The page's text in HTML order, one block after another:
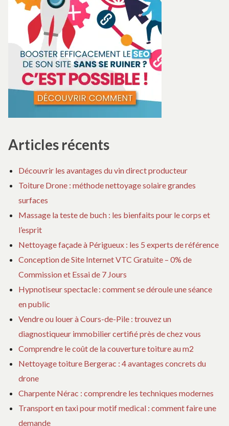
Articles récents
Découvrir les avantages du vin direct producteur
Toiture Drone : méthode nettoyage solaire grandes
surfaces
Massage la teste de buch : les bienfaits pour le corps et
l’esprit
Nettoyage façade à Périgueux : les 5 experts de référence
Conception de Site Internet VTC Gratuite – 0% de
Commission et Essai de 7 Jours
Hypnotiseur spectacle : comment se déroule une séance
en public
Vendre ou louer à Cours-de-Pile : trouvez un
diagnostiqueur immobilier certifié près de chez vous
Comprendre le coût de la couverture toiture au m2
Nettoyage toiture Bergerac : 4 avantages concrets du
drone
Charpente Nérac : comprendre les techniques modernes
Transport en taxi pour motif medical : comment faire une
demande